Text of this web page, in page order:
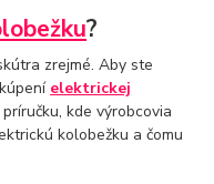
?
zrejmé. Aby ste
elektrickej
kde výrobcovia
kolobežku a čomu